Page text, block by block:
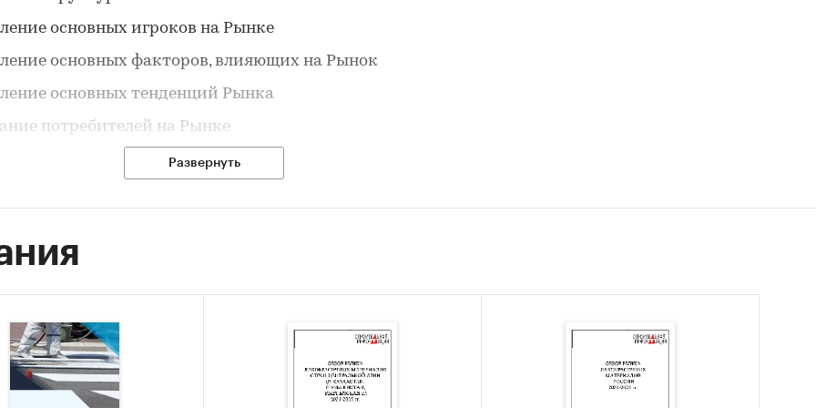
основных игроков на Рынке
основных факторов, влияющих на Рынок
основных тенденций Рынка
потребителей на Рынке
из исследования:
производства ЛКМ может считаться одним из
жизни населения. Ассортимент ЛКМ огромен:
России производится около … наименований продукции,
создаются новые материалы, соответствующие
требованиям качества, разработанные с учетом
условий применения…
Развернуть